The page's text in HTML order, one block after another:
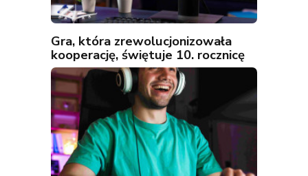
Gra, która zrewolucjonizowała
kooperację, świętuje 10. rocznicę